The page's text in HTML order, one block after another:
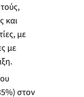
και
με
με
στον